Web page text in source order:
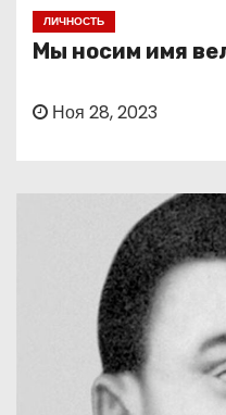
ЛИЧНОСТЬ
Мы носим имя
Ноя 28, 2023